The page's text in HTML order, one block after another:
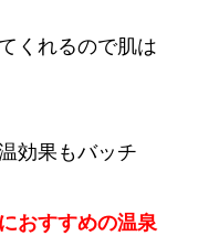
くれるので肌は
効果もバッチ
おすすめの温泉